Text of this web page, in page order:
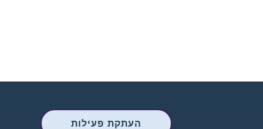
העתקת פעילות